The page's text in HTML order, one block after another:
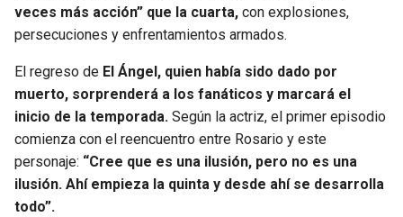
veces más acción” que la cuarta, con explosiones,
persecuciones y enfrentamientos armados.
El regreso de El Ángel, quien había sido dado por
muerto, sorprenderá a los fanáticos y marcará el
inicio de la temporada. Según la actriz, el primer episodio
comienza con el reencuentro entre Rosario y este
personaje: “Cree que es una ilusión, pero no es una
ilusión. Ahí empieza la quinta y desde ahí se desarrolla
todo”.